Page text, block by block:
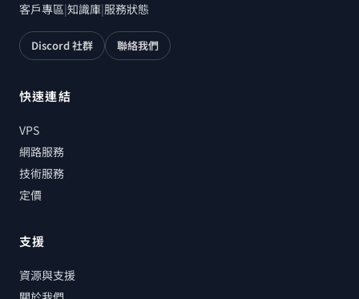
客戶專區|知識庫|服務狀態
Discord 社群 聯絡我們
快速連結
VPS
網路服務
技術服務
定價
支援
資源與支援